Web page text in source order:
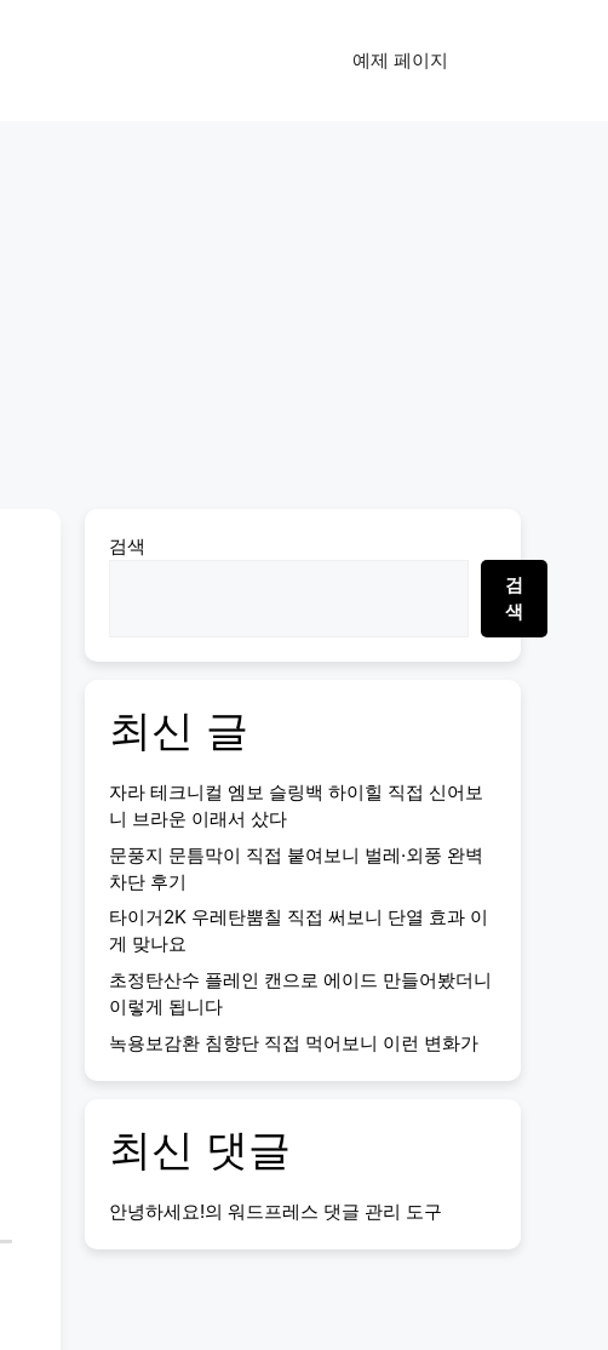
예제 페이지
검색
검
색
최신 글
자라 테크니컬 엠보 슬링백 하이힐 직접 신어보
니 브라운 이래서 샀다
문풍지 문틈막이 직접 붙여보니 벌레·외풍 완벽
차단 후기
타이거2K 우레탄뿜칠 직접 써보니 단열 효과 이
게 맞나요
초정탄산수 플레인 캔으로 에이드 만들어봤더니
이렇게 됩니다
녹용보감환 침향단 직접 먹어보니 이런 변화가
최신 댓글
안녕하세요!의 워드프레스 댓글 관리 도구